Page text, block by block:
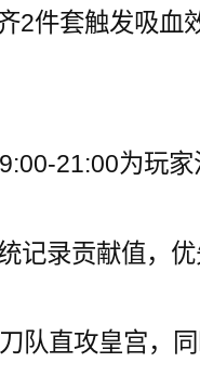
2件套触发吸血
21:00为玩
记录贡献值，
队直攻皇宫，